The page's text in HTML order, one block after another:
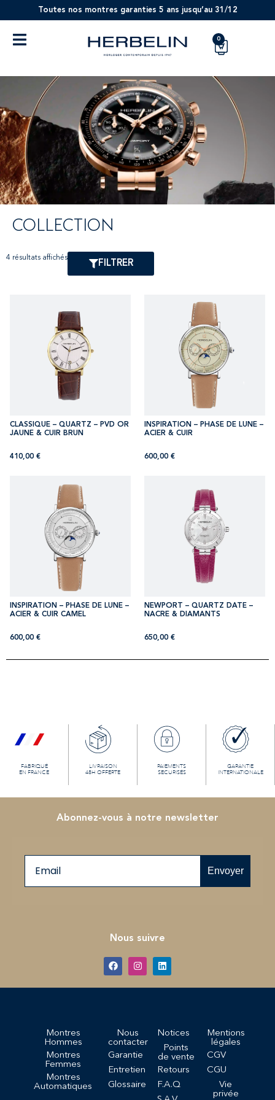
Toutes nos montres garanties 5 ans jusqu’au 31/12
0
COLLECTION
4 résultats affichés
FILTRER
CLASSIQUE – QUARTZ – PVD OR
JAUNE & CUIR BRUN
410,00 €
INSPIRATION – PHASE DE LUNE –
ACIER & CUIR
600,00 €
INSPIRATION – PHASE DE LUNE –
ACIER & CUIR CAMEL
600,00 €
NEWPORT – QUARTZ DATE –
NACRE & DIAMANTS
650,00 €
FABRIQUÉ
EN FRANCE
LIVRAISON
48H OFFERTE
PAIEMENTS
SECURISÉS
GARANTIE
INTERNATIONALE
Abonnez-vous à notre newsletter
Envoyer
Nous suivre
Montres
Hommes
Montres
Femmes
Montres
Automatiques
Nous
contacter
Garantie
Entretien
Glossaire
Notices
Points
de vente
Retours
F.A.Q
Mentions
légales
CGV
CGU
Vie
privée